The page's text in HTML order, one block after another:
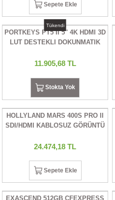
Sepete Ekle
Tükendi
PORTKEYS PT5 II 5'' 4K HDMI 3D
LUT DESTEKLI DOKUNMATIK
11.905,68 TL
Stokta Yok
HOLLYLAND MARS 400S PRO II
SDI/HDMI KABLOSUZ GÖRÜNTÜ
TRANSMITTER)
24.474,18 TL
Sepete Ekle
EXASCEND 512GB CFEXPRESS